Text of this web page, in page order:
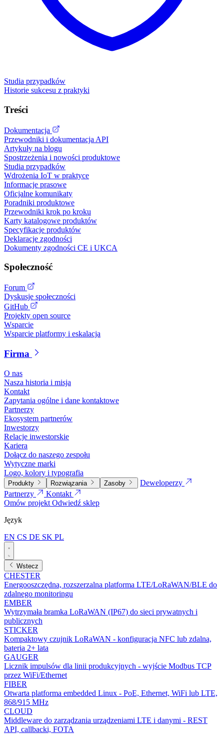
Studia przypadków
Historie sukcesu z praktyki
Treści
Dokumentacja
Przewodniki i dokumentacja API
Artykuły na blogu
Spostrzeżenia i nowości produktowe
Studia przypadków
Wdrożenia IoT w praktyce
Informacje prasowe
Oficjalne komunikaty
Poradniki produktowe
Przewodniki krok po kroku
Karty katalogowe produktów
Specyfikacje produktów
Deklaracje zgodności
Dokumenty zgodności CE i UKCA
Społeczność
Forum
Dyskusje społeczności
GitHub
Projekty open source
Wsparcie
Wsparcie platformy i eskalacja
Firma
O nas
Nasza historia i misja
Kontakt
Zapytania ogólne i dane kontaktowe
Partnerzy
Ekosystem partnerów
Inwestorzy
Relacje inwestorskie
Kariera
Dołącz do naszego zespołu
Wytyczne marki
Logo, kolory i typografia
Produkty Rozwiązania Zasoby
Deweloperzy
Partnerzy
Kontakt
Omów projektOdwiedź sklep
Język
EN CS DE SK PL
Wstecz
CHESTER
Energooszczędna, rozszerzalna platforma LTE/LoRaWAN/BLE do
zdalnego monitoringu
EMBER
Wytrzymała bramka LoRaWAN (IP67) do sieci prywatnych i
publicznych
STICKER
Kompaktowy czujnik LoRaWAN - konfiguracja NFC lub zdalna,
bateria 2+ lata
GAUGER
Licznik impulsów dla linii produkcyjnych - wyjście Modbus TCP
przez WiFi/Ethernet
FIBER
Otwarta platforma embedded Linux - PoE, Ethernet, WiFi lub LTE,
868/915 MHz
CLOUD
Middleware do zarządzania urządzeniami LTE i danymi - REST
API, callbacki, FOTA